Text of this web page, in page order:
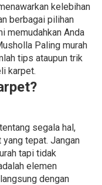
kelebihan
berbagai pilihan
memudahkan Anda
Paling murah
tips ataupun trik
karpet.
segala hal,
tepat. Jangan
tapi tidak
elemen
dengan